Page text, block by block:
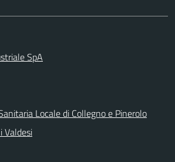
SpA
Locale di Collegno e Pinerolo
Valdesi